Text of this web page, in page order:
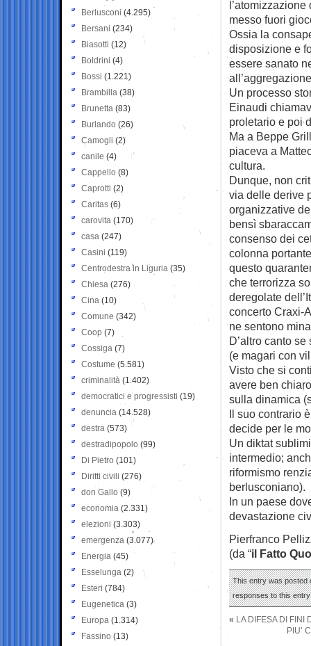
messo fuori
Ossia la
disposizione e
essere sanato
Un processo
Einaudi
proletario e poi
Ma a Beppe
piaceva a
cultura.
Dunque, non
via delle derive
organizzative
bensì
consenso dei
colonna
questo
che terrorizza
deregolate
concerto Craxi-
ne sentono
D’altro canto
(e magari con
Visto che si
avere ben
sulla dinamica
Il suo contrario
decide per le
Un diktat
intermedio;
riformismo
berlusconiano).
In un paese
devastazione
Pierfranco
(da “il Fatto
This entry was posted
responses to this
« LA DIFESA DI FINI
PIU’
Berlusconi (4.295)
Bersani (234)
Biasotti (12)
Boldrini (4)
Bossi (1.221)
Brambilla (38)
Brunetta (83)
Burlando (26)
Camogli (2)
canile (4)
Cappello (8)
Caprotti (2)
Caritas (6)
carovita (170)
casa (247)
Casini (119)
Centrodestra in Liguria (35)
Chiesa (276)
Cina (10)
Comune (342)
Coop (7)
Cossiga (7)
Costume (5.581)
criminalità (1.402)
democratici e progressisti (19)
denuncia (14.528)
destra (573)
destradipopolo (99)
Di Pietro (101)
Diritti civili (276)
don Gallo (9)
economia (2.331)
elezioni (3.303)
emergenza (3.077)
Energia (45)
Esselunga (2)
Esteri (784)
Eugenetica (3)
Europa (1.314)
Fassino (13)